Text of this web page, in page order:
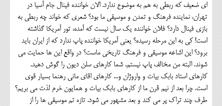
ای ضعیف که ربطی به هم به موضوع ندارد. الان خواننده فینال جام آسیا در
تهران، نماینده فرهنگ و تمدن و موسیقی ما بود؟ شعری که خواند چه ربطی به
بازی فینال دارد؟ فلان خواننده یک سال نیست که آمده، تور آمریکا گذاشته
است! کی به این مرحله رسیده؟ یعنی آمریکا خواننده پاپ ندارد که از ایران باید
برود؟ این اشاعه موسیقی و فرهنگ تاریخی ماست؟ در واقع این ها حمایت می
شوند. البته من مخالف پاپ نیستم. شما کارهای سلن دیون را گوش دهید.
کارهای استاد بابک بیات و واروژان و... کارهای اقای مانی رهنما بسیار قوی
است. چرا بعد از نیم قرن ما از کارهای بابک بیات و همایون خرم لذت می بریم؟
طرف چند تراک پر می کند و بعد مشهور می شود. تازه تم موسیقی ها را از